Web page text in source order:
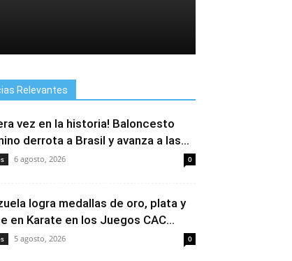
Relevantes
vez en la historia! Baloncesto
derrota a Brasil y avanza a las...
6 agosto, 2026 0
logra medallas de oro, plata y
en Karate en los Juegos CAC...
5 agosto, 2026 0